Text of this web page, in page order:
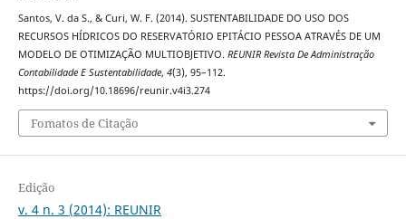
Santos, V. da S., & Curi, W. F. (2014). SUSTENTABILIDADE DO USO DOS
RECURSOS HÍDRICOS DO RESERVATÓRIO EPITÁCIO PESSOA ATRAVÉS DE UM
MODELO DE OTIMIZAÇÃO MULTIOBJETIVO. REUNIR Revista De Administração
Contabilidade E Sustentabilidade, 4(3), 95–112.
https://doi.org/10.18696/reunir.v4i3.274
Fomatos de Citação
Edição
v. 4 n. 3 (2014): REUNIR